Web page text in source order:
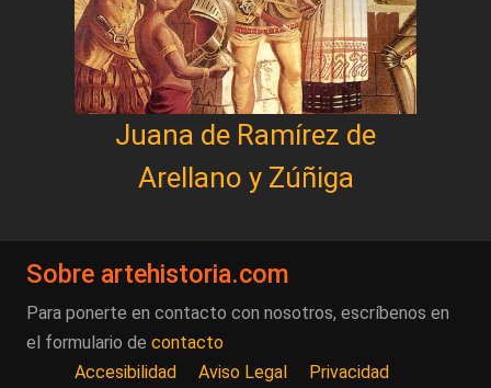
Juana de Ramírez de
Arellano y Zúñiga
Sobre artehistoria.com
Para ponerte en contacto con nosotros, escríbenos en
el formulario de contacto
Accesibilidad
Aviso Legal Privacidad